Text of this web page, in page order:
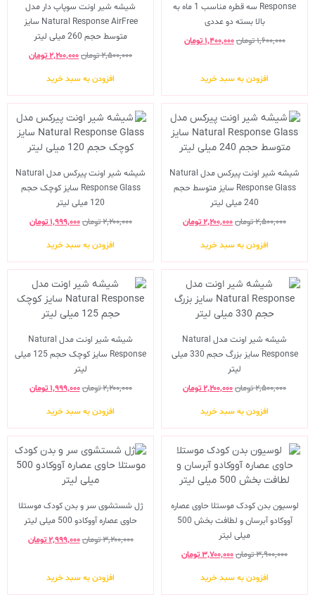
Response سه قطره مناسب 1 ماه به
بالا بسته دو عددی
۱,۶۰۰,۰۰۰تومان۱,۴۰۰,۰۰۰ تومان
افزودن به سبد خرید
شیشه شیر اونت سوپاپ دار مدل
Natural Response AirFree سایز
متوسط حجم 260 میلی لیتر
۲,۵۰۰,۰۰۰تومان۲,۲۰۰,۰۰۰تومان
افزودن به سبد خرید
شیشه شیر اونت پیرکس مدل Natural
Response Glass سایز متوسط حجم
240 میلی لیتر
۲,۵۰۰,۰۰۰تومان۲,۲۰۰,۰۰۰تومان
افزودن به سبد خرید
شیشه شیر اونت پیرکس مدل Natural
Response Glass سایز کوچک حجم
120 میلی لیتر
۲,۲۰۰,۰۰۰تومان۱,۹۹۹,۰۰۰ تومان
افزودن به سبد خرید
شیشه شیر اونت مدل Natural
Response سایز بزرگ حجم 330 میلی
لیتر
۲,۵۰۰,۰۰۰تومان۲,۲۰۰,۰۰۰تومان
افزودن به سبد خرید
شیشه شیر اونت مدل Natural
Response سایز کوچک حجم 125 میلی
لیتر
۲,۲۰۰,۰۰۰تومان۱,۹۹۹,۰۰۰ تومان
افزودن به سبد خرید
لوسیون بدن کودک موستلا حاوی عصاره
آووکادو آبرسان و لطافت بخش 500
میلی لیتر
۳,۹۰۰,۰۰۰تومان۳,۷۰۰,۰۰۰تومان
افزودن به سبد خرید
ژل شستشوی سر و بدن کودک موستلا
حاوی عصاره آووکادو 500 میلی لیتر
۳,۲۰۰,۰۰۰تومان۲,۹۹۹,۰۰۰ تومان
افزودن به سبد خرید